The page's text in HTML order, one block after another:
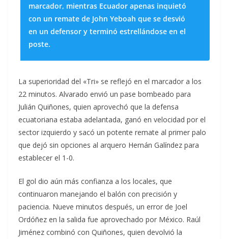
marcador, mientras Ecuador apenas inquietó
con un remate de John Yeboah que se desvió
en un defensor y terminó estrellándose en el
poste.
La superioridad del «Tri» se reflejó en el marcador a los
22 minutos. Alvarado envió un pase bombeado para
Julián Quiñones, quien aprovechó que la defensa
ecuatoriana estaba adelantada, ganó en velocidad por el
sector izquierdo y sacó un potente remate al primer palo
que dejó sin opciones al arquero Hernán Galíndez para
establecer el 1-0.
El gol dio aún más confianza a los locales, que
continuaron manejando el balón con precisión y
paciencia. Nueve minutos después, un error de Joel
Ordóñez en la salida fue aprovechado por México. Raúl
Jiménez combinó con Quiñones, quien devolvió la